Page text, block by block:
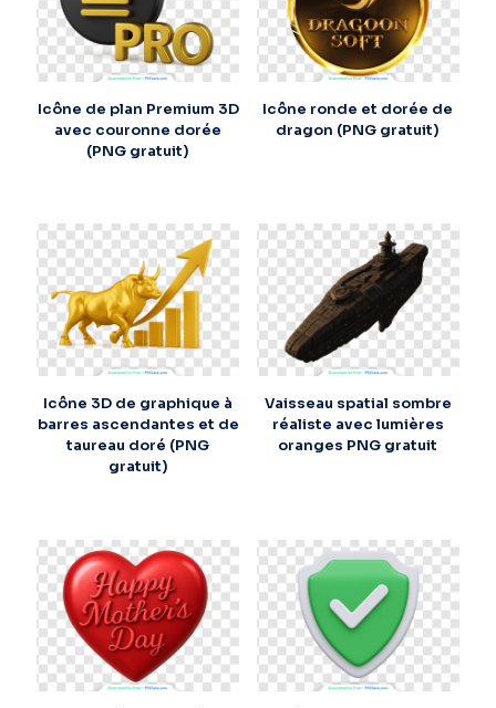
Icône de plan Premium 3D
avec couronne dorée
(PNG gratuit)
Icône ronde et dorée de
dragon (PNG gratuit)
Icône 3D de graphique à
barres ascendantes et de
taureau doré (PNG
gratuit)
Vaisseau spatial sombre
réaliste avec lumières
oranges PNG gratuit